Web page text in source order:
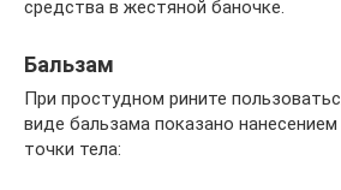
средства в жестяной баночке.
Бальзам
При простудном рините
виде бальзама показано нанесением
точки тела: